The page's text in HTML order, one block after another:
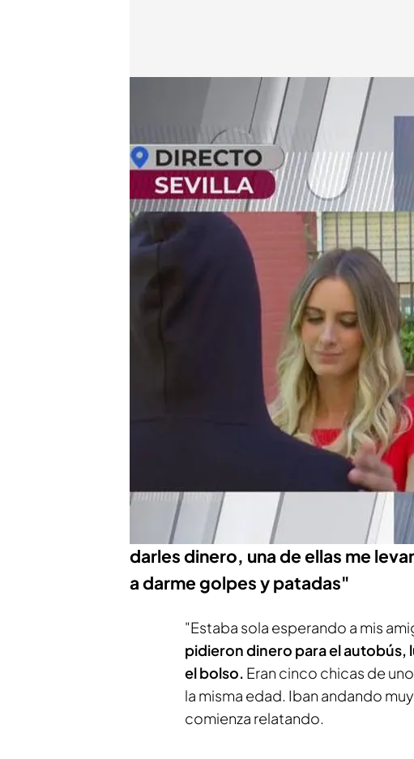
María, víctima de una banda de niñas que agredían a otras
En boca de todos
26 SEP 2023 - 12:58h.
Detuvieron a las menores en el
asaltos
Policía Nacionalha detenido a
niñas menores de edadque
en la zona del muelle de las
, una de lasvíctimasde esta
martes 26 de septiembre'En
desagradable experiencia que
agresión.
María,víctima de la banda de
darles dinero, una de ellas me
a darme golpes y patadas"
"Estaba sola esperando a mis
pidieron dinero para el autobús,
el bolso. Eran cinco chicas de
la misma edad. Iban andando
comienza relatando.